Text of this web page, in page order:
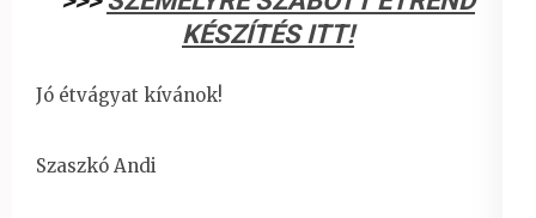
KÉSZÍTÉS ITT!
Jó étvágyat kívánok!
Szaszkó Andi